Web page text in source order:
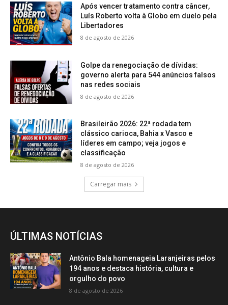
Após vencer tratamento contra câncer,
Luís Roberto volta à Globo em duelo pela
Libertadores
8 de agosto de 2026
Golpe da renegociação de dívidas:
governo alerta para 544 anúncios falsos
nas redes sociais
8 de agosto de 2026
Brasileirão 2026: 22ª rodada tem
clássico carioca, Bahia x Vasco e
líderes em campo; veja jogos e
classificação
8 de agosto de 2026
Carregar mais
ÚLTIMAS NOTÍCIAS
Antônio Bala homenageia Laranjeiras pelos
194 anos e destaca história, cultura e
orgulho do povo
8 de agosto de 2026